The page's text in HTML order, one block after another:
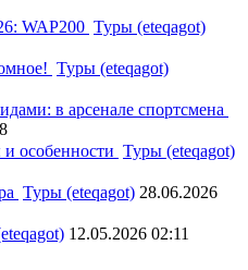
WAP200 Туры (eteqagot)
Туры (eteqagot)
в арсенале спортсмена
особенности Туры (eteqagot)
Туры (eteqagot) 28.06.2026
12.05.2026 02:11